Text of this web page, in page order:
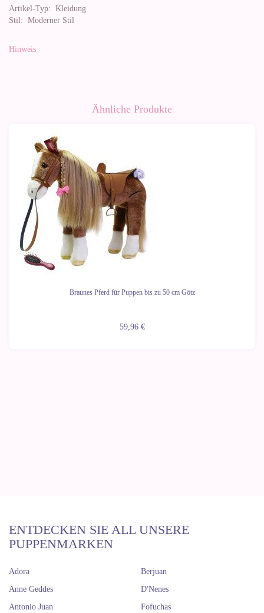
Artikel-Typ: Kleidung
Stil: Moderner Stil
Hinweis
Ähnliche Produkte
Braunes Pferd für Puppen bis zu 50 cm Götz
59,96 €
ENTDECKEN SIE ALL UNSERE
PUPPENMARKEN
Adora
Anne Geddes
Antonio Juan
Berjuan
D'Nenes
Fofuchas